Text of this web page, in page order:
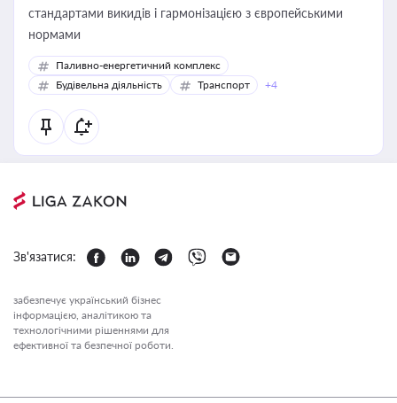
стандартами викидів і гармонізацією з європейськими
нормами
Паливно-енергетичний комплекс
Будівельна діяльність
Транспорт +4
Зв'язатися:
забезпечує український бізнес
інформацією, аналітикою та
технологічними рішеннями для
ефективної та безпечної роботи.